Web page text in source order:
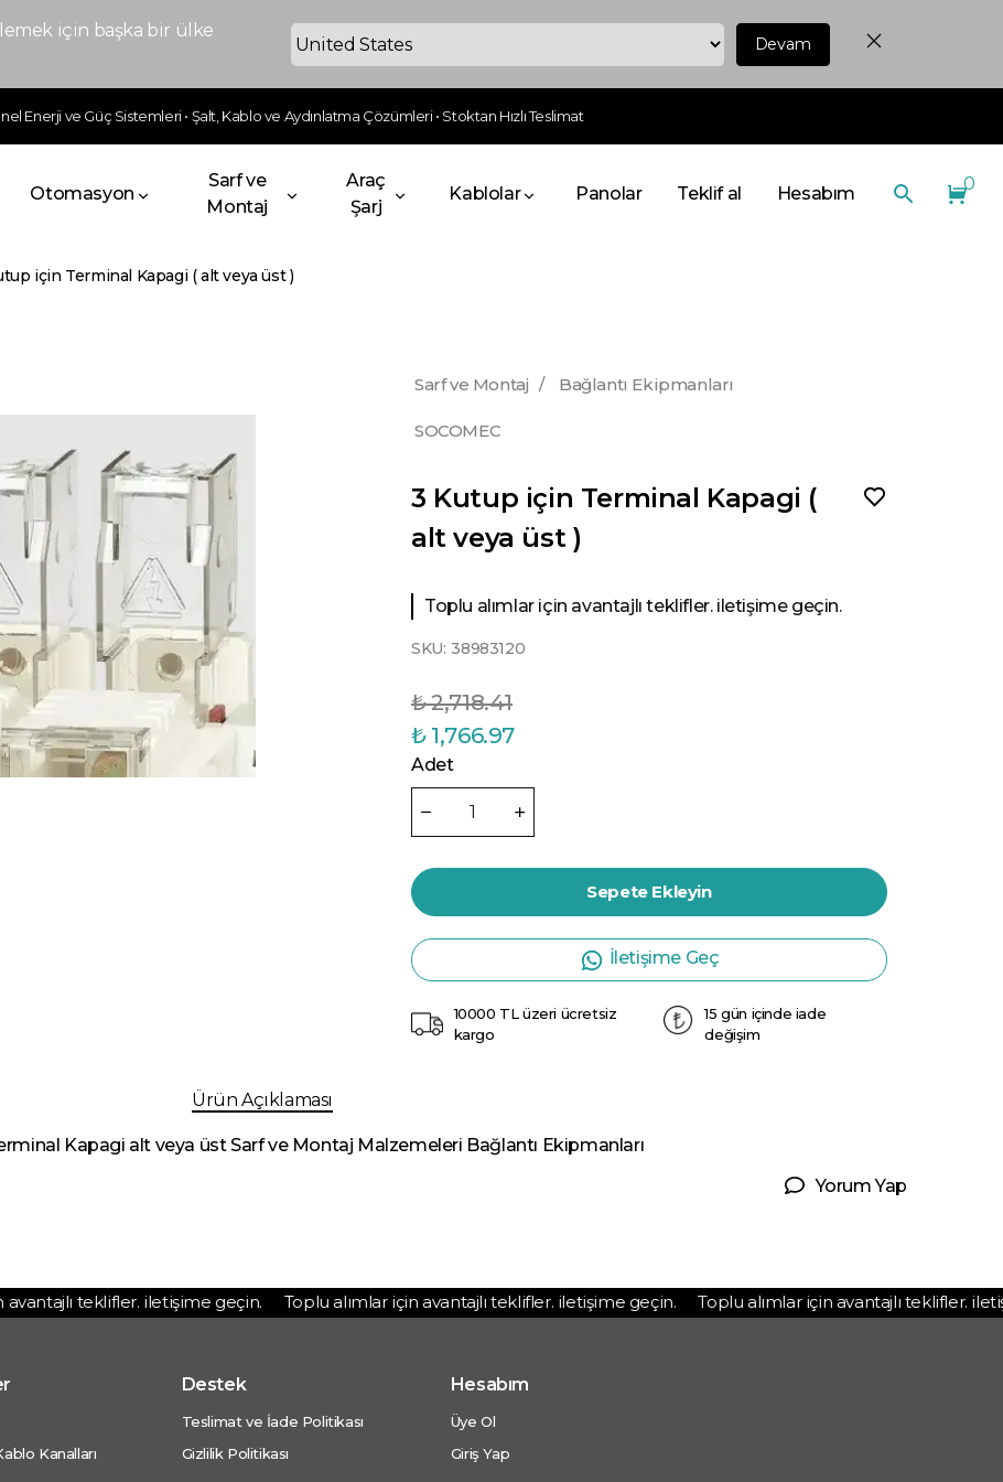
için başka bir ülke
Devam
Enerji ve Güç Sistemleri • Şalt, Kablo ve Aydınlatma Çözümleri • Stoktan Hızlı Teslimat
Otomasyon
Sarf ve
Montaj
Araç
Şarj
Kablolar Panolar Teklif al Hesabım 0
için Terminal Kapagi ( alt veya üst )
Sarf ve Montaj / Bağlantı Ekipmanları
SOCOMEC
3 Kutup için Terminal Kapagi (
alt veya üst )
Toplu alımlar için avantajlı teklifler. iletişime geçin.
SKU: 38983120
₺ 2,718.41
₺ 1,766.97
Adet
Sepete Ekleyin
İletişime Geç
10000 TL üzeri ücretsiz
kargo
15 gün içinde iade
değişim
Ürün Açıklaması
Kapagi alt veya üst Sarf ve Montaj Malzemeleri Bağlantı Ekipmanları
Yorum Yap
teklifler. iletişime geçin. Toplu alımlar için avantajlı teklifler. iletişime geçin. Toplu alımlar için avantajlı teklifler.
Kanalları
Destek
Teslimat ve İade Politikası
Gizlilik Politikası
Hesabım
Üye Ol
Giriş Yap